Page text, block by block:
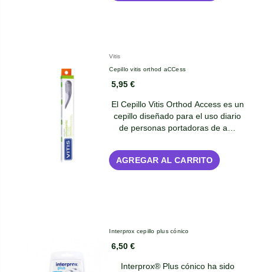
Vitis
Cepillo vitis orthod aCCess
5,95 €
El Cepillo Vitis Orthod Access es un
cepillo diseñado para el uso diario
de personas portadoras de a…
AGREGAR AL CARRITO
Interprox cepillo plus cónico
6,50 €
Interprox® Plus cónico ha sido